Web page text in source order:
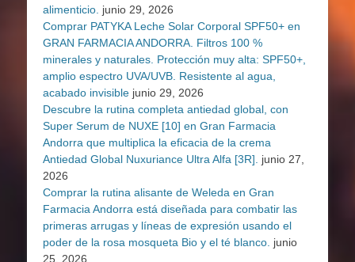
alimenticio. junio 29, 2026
Comprar PATYKA Leche Solar Corporal SPF50+ en
GRAN FARMACIA ANDORRA. Filtros 100 %
minerales y naturales. Protección muy alta: SPF50+,
amplio espectro UVA/UVB. Resistente al agua,
acabado invisible junio 29, 2026
Descubre la rutina completa antiedad global, con
Super Serum de NUXE [10] en Gran Farmacia
Andorra que multiplica la eficacia de la crema
Antiedad Global Nuxuriance Ultra Alfa [3R].
junio 27,
2026
Comprar la rutina alisante de Weleda en Gran
Farmacia Andorra está diseñada para combatir las
primeras arrugas y líneas de expresión usando el
poder de la rosa mosqueta Bio y el té blanco. junio
25, 2026